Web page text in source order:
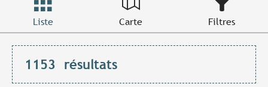
Liste Carte Filtres
1153 résultats